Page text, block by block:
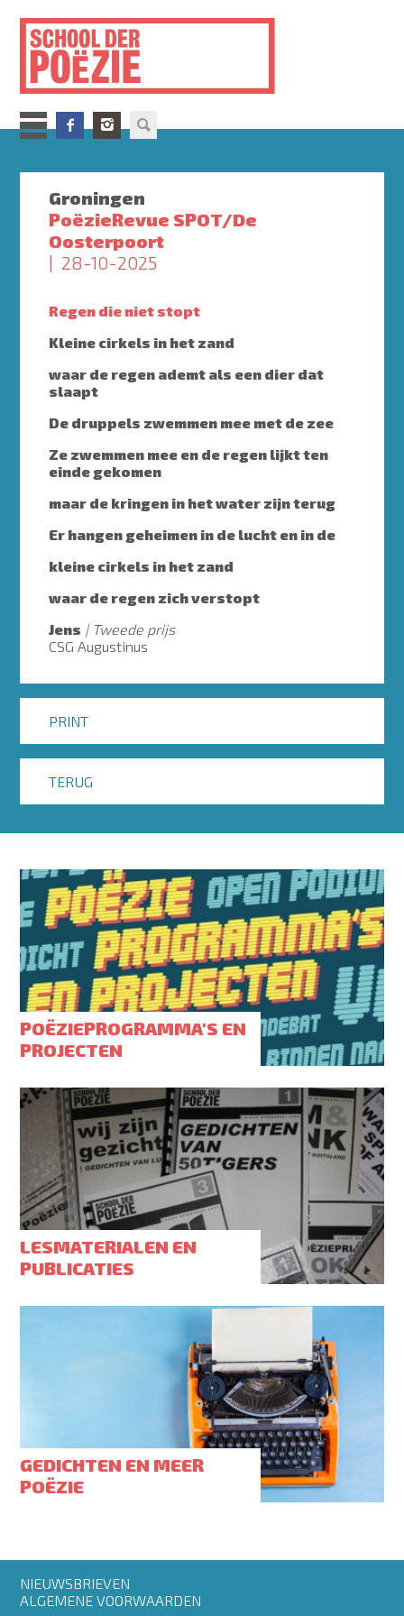
inhoud
gaan
Groningen
PoëzieRevue SPOT/De
Oosterpoort
28-10-2025
Regen die niet stopt
Kleine cirkels in het zand
waar de regen ademt als een dier dat
slaapt
De druppels zwemmen mee met de zee
Ze zwemmen mee en de regen lijkt ten
einde gekomen
maar de kringen in het water zijn terug
Er hangen geheimen in de lucht en in de
kleine cirkels in het zand
waar de regen zich verstopt
Jens
Tweede prijs
CSG Augustinus
PRINT
TERUG
POËZIEPROGRAMMA'S EN
PROJECTEN
LESMATERIALEN EN
PUBLICATIES
GEDICHTEN EN MEER
POËZIE
Footer
menu
NIEUWSBRIEVEN
ALGEMENE VOORWAARDEN